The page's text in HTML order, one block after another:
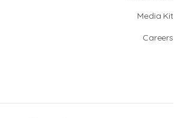
Media Kit
Careers